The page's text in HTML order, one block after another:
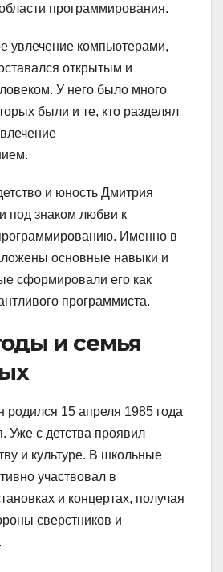
программирования.
увлечение компьютерами,
открытым и
У него было много
были и те, кто разделял
и юность Дмитрия
под знаком любви к
Именно в
основные навыки и
сформировали его как
программиста.
и семья
родился 15 апреля 1985 года
Уже с детства проявил
и культуре. В школьные
участвовал в
и концертах, получая
сверстников и